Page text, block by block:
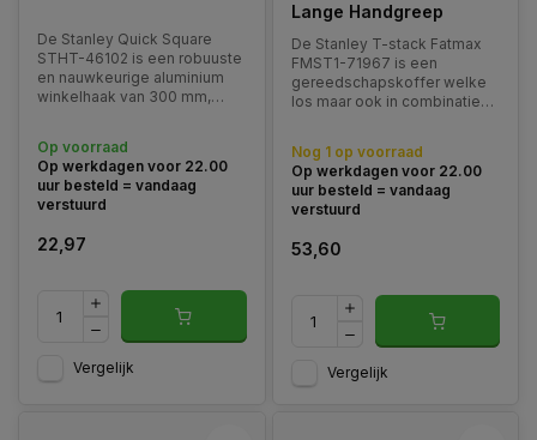
De Stanley Quick Square
STHT-46102 is een robuuste
en nauwkeurige aluminium
winkelhaak van 300 mm,
timmer- en constructiewerk.
Op voorraad
Op werkdagen voor 22.00
uur besteld = vandaag
verstuurd
22,97
Vergelijk
Lange Handgreep
De Stanley T-stack Fatmax
FMST1-71967 is een
gereedschapskoffer welke
los maar ook in combinatie
zijn voorzien van
schuimrubber.
Nog 1 op voorraad
Op werkdagen voor 22.00
uur besteld = vandaag
verstuurd
53,60
Vergelijk